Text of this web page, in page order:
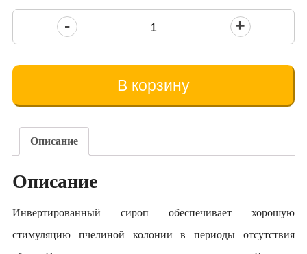
Количество
товара
Sirop
în
В корзину
Описание
Описание
Инвертированный сироп обеспечивает хорошую
стимуляцию пчелиной колонии в периоды отсутствия